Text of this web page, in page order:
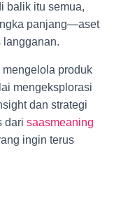
balik itu semua,
panjang—aset
langganan.
produk
mengeksplorasi
dan strategi
dari saasmeaning
ingin terus